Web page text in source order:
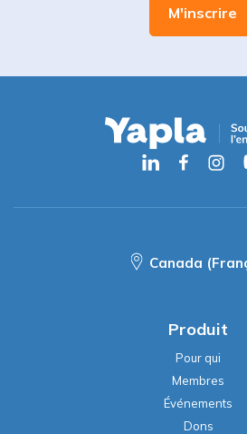
Canada
Produit
Pour qui
Membres
Événements
Dons